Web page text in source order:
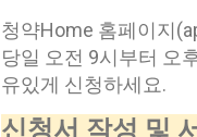
청약Home 홈페이지
당일 오전 9시부터 오
유있게 신청하세요.
신청서 작성 및